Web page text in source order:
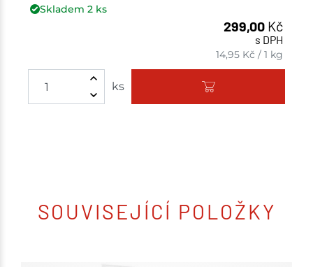
Skladem 2ks
299,00 Kč
s DPH
14,95 Kč /1 kg
ks
SOUVISEJÍCÍ POLOŽKY